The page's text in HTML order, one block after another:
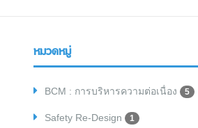
หมวดหมู่
BCM : การบริหารความต่อเนื่อง 5
Safety Re-Design 1